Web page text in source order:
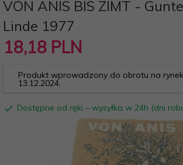
VON ANIS BIS ZIMT -
Linde 1977
18,18 PLN
Produkt wprowadzony do obrotu na
13.12.2024.
Dostępne od ręki – wysyłka w 24h (dni